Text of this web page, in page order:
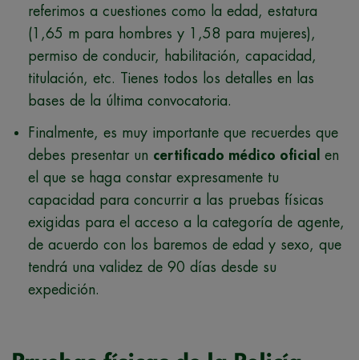
referimos a cuestiones como la edad, estatura
(1,65 m para hombres y 1,58 para mujeres),
permiso de conducir, habilitación, capacidad,
titulación, etc. Tienes todos los detalles en las
bases de la última convocatoria.
Finalmente, es muy importante que recuerdes que
debes presentar un certificado médico oficial
en
el que se haga constar expresamente tu
capacidad para concurrir a las pruebas físicas
exigidas para el acceso a la categoría de agente,
de acuerdo con los baremos de edad y sexo, que
tendrá una validez de 90 días desde su
expedición.